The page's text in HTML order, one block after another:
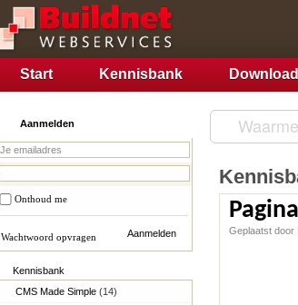
Start Kennisbank
Aanmelden
Onthoud me
Wachtwoord opvragen
Kennisbank
CMS Made Simple(14)
Geplaatst door